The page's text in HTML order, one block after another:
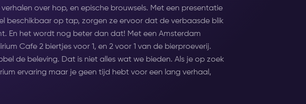
over hop, en epische brouwsels. Met een presentatie
beschikbaar op tap, zorgen ze ervoor dat de verbaasde blik
En het wordt nog beter dan dat! Met een Amsterdam
Cafe 2 biertjes voor 1, en 2 voor 1 van de bierproeverij.
de beleving. Dat is niet alles wat we bieden. Als je op zoek
ervaring maar je geen tijd hebt voor een lang verhaal,
2 biertjes voor de prijs van 1 met je Amsterdam Nightlife